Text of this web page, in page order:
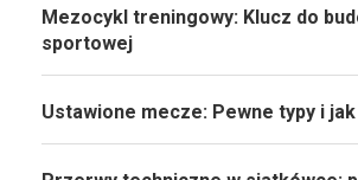
Mezocykl treningowy: Klucz do
sportowej
Ustawione mecze: Pewne typy i